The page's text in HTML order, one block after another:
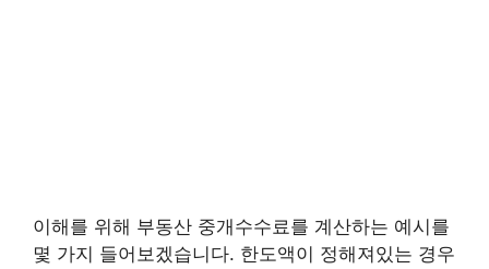
이해를 위해 부동산 중개수수료를 계산하는 예시를
몇 가지 들어보겠습니다. 한도액이 정해져있는 경우